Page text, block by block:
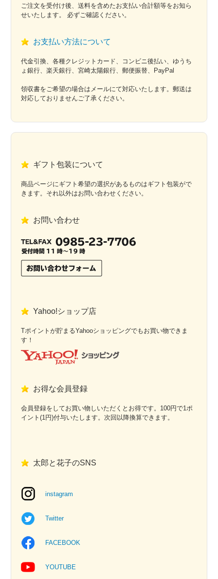
ご注文を受付け後、送料を含めたお支払い合計額等をお知ら
せいたします。 必ずご確認ください。
お支払い方法について
代金引換、各種クレジットカード、コンビニ後払い、ゆうち
ょ銀行、楽天銀行、宮崎太陽銀行、郵便振替、PayPal
領収書をご希望の場合はメールにて対応いたします。郵送は
対応しておりませんご了承ください。
ギフト包装について
商品ページにギフト希望の選択があるものはギフト包装がで
きます。それ以外はお問い合わせください。
お問い合わせ
Yahoo!ショップ店
Tポイントが貯まるYahooショッピングでもお買い物できま
す！
お得な会員登録
会員登録をしてお買い物しいただくとお得です。100円で1ポ
イント(1円)付与いたします。次回以降換算できます。
太郎と花子のSNS
instagram
Twitter
FACEBOOK
YOUTUBE